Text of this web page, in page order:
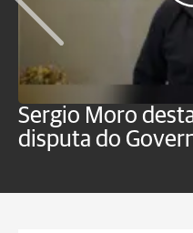
Sergio Moro
disputa do